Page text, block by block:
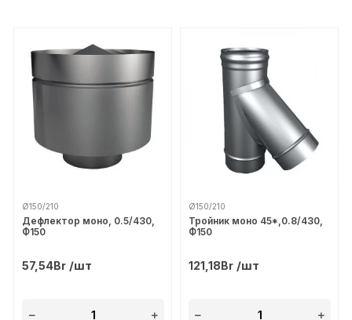
Ø150/210
Дефлектор моно, 0.5/430,
Ф150
57,54Br /шт
Ø150/210
Тройник моно 45*,0.8/430,
Ф150
121,18Br/шт